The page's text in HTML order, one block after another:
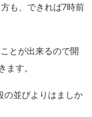
も、できれば7時前
とが出来るので開
ます。
の並びよりはましか